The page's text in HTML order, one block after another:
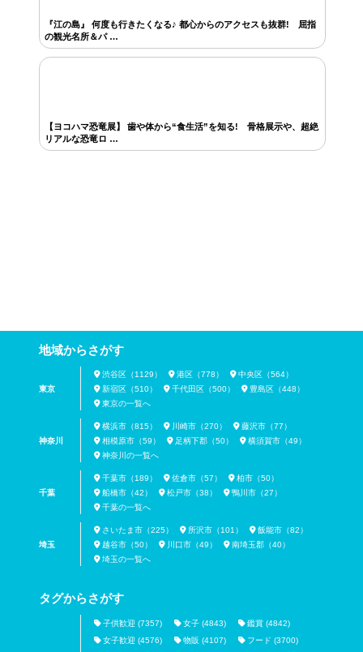
『江の島』 何度も行きたくなる♪ 都心からのアクセスも抜群! 屈指
の観光名所＆パ …
【ヨコハマ恐竜展】 歯や体から“食生活”を知る! 骨格展示や、超絶
リアルな恐竜ロ …
地域からさがす
東京
渋谷区（1129） 港区（778）
中央区（564）
新宿区（510）
千代田区（500）
豊島区（448）
東京の一覧へ
神奈川
横浜市（815） 川崎市（270）
藤沢市（77）
相模原市（59）
足柄下郡（50）
横須賀市（49）
神奈川の一覧へ
千葉
千葉市（189） 佐倉市（57）
柏市（50）
船橋市（42）
松戸市（38）
鴨川市（27）
千葉の一覧へ
埼玉
さいたま市（225） 所沢市（101）
飯能市（82）
越谷市（50）
川口市（49）
南埼玉郡（40）
埼玉の一覧へ
タグからさがす
子供歓迎 (7357) 女子 (4843)
鑑賞 (4842)
女子歓迎 (4576)
物販 (4107)
フード (3700)